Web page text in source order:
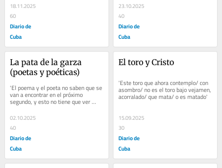
18.11.2025
60
Diario de
Cuba
23.10.2025
40
Diario de
Cuba
La pata de la garza
(poetas y poéticas)
'El poema y el poeta no saben que se
van a encontrar en el próximo
segundo, y esto no tiene que ver
precisamente con la inspiración...'
02.10.2025
40
Diario de
Cuba
El toro y Cristo
'Este toro que ahora contemplo/ con
asombro/ no es el toro bajo vejamen,
acorralado/ que mata/ o es matado'
15.09.2025
30
Diario de
Cuba